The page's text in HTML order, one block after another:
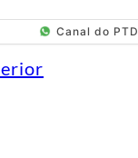
Canal do PTD